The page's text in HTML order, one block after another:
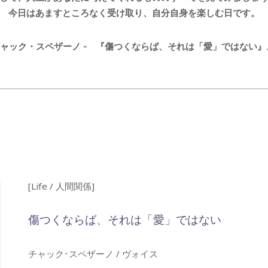
今日はあますところなく受け取り、自分自身を楽しむ日です。
ック・スペザーノ - 『傷つくならば、それは「愛」ではない
[Life / 人間関係]
傷つくならば、それは「愛」ではない
チャック･スペザーノ / ヴォイス